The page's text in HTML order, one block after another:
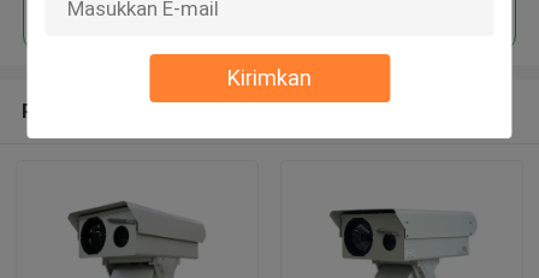
Kirimkan
Rekomendasi Produk